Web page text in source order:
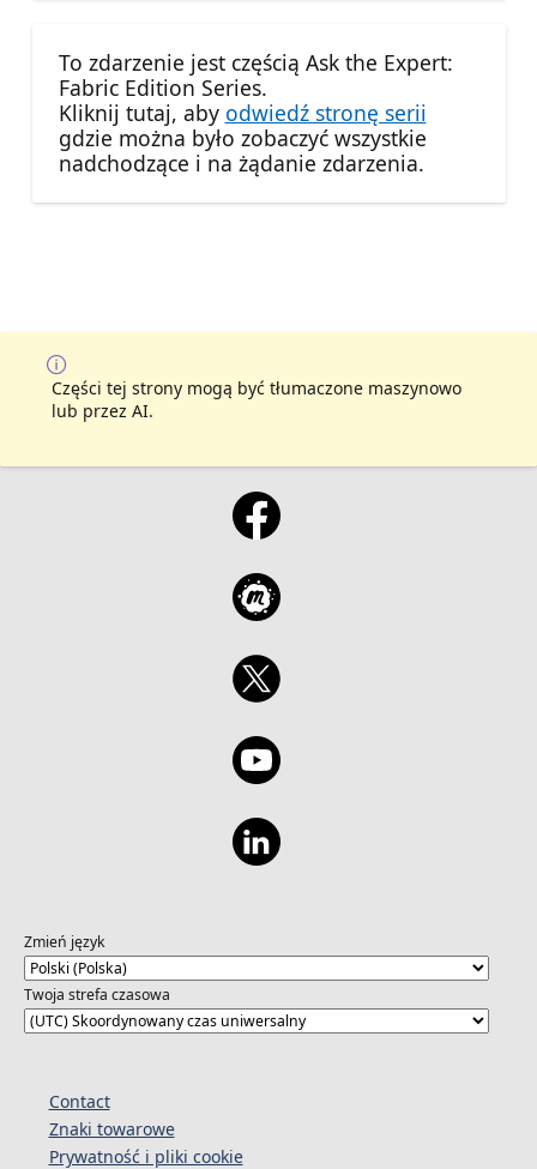
To zdarzenie jest częścią Ask the Expert:
Fabric Edition Series.
Kliknij tutaj, aby odwiedź stronę serii
gdzie można było zobaczyć wszystkie
nadchodzące i na żądanie zdarzenia.
Części tej strony mogą być tłumaczone maszynowo
lub przez AI.
Zmień język
Twoja strefa czasowa
Contact
Znaki towarowe
Prywatność i pliki cookie